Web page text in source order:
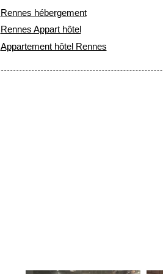
Rennes hébergement
Rennes Appart hôtel
Appartement hôtel Rennes
Photos
Accès corporate